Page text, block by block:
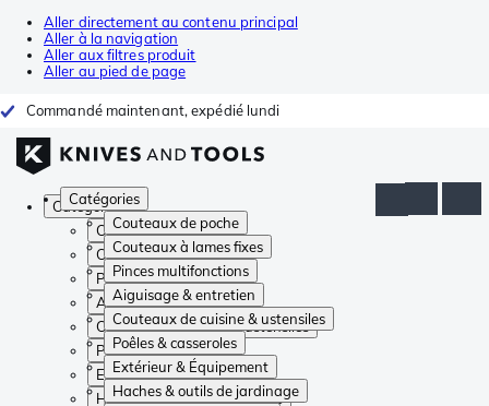
Aller directement au contenu principal
Aller à la navigation
Aller aux filtres produit
Aller au pied de page
Commandé maintenant, expédié lundi
Catégories
Couteaux de poche
Couteaux à lames fixes
Pinces multifonctions
Aiguisage & entretien
Couteaux de cuisine & ustensiles
Poêles & casseroles
Extérieur & Équipement
Haches & outils de jardinage
Catégories
Couteaux de poche
Couteaux à lames fixes
Pinces multifonctions
Aiguisage & entretien
Couteaux de cuisine & ustensiles
Poêles & casseroles
Extérieur & Équipement
Haches & outils de jardinage